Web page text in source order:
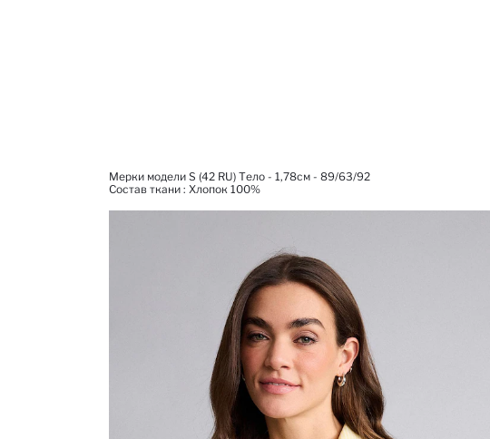
Мерки модели S (42 RU) Тело - 1,78см - 89/63/92
Состав ткани : Xлопок 100%